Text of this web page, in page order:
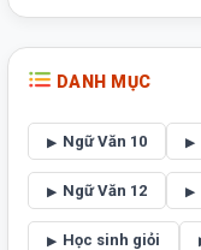
DANH MỤC
Ngữ Văn 10
Ngữ Văn 12
Học sinh giỏi